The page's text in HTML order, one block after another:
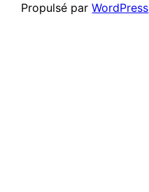
Propulsé parWordPress